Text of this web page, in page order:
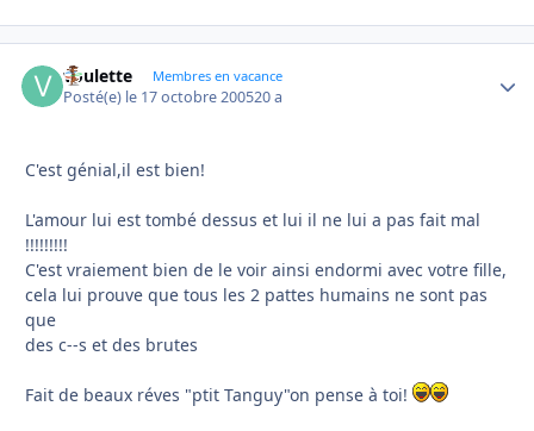
voulette Membres en vacance
Posté(e) le 17 octobre 200520 a
C'est génial,il est bien!
L'amour lui est tombé dessus et lui il ne lui a pas fait mal
!!!!!!!!!
C'est vraiement bien de le voir ainsi endormi avec votre fille,
cela lui prouve que tous les 2 pattes humains ne sont pas
que
des c--s et des brutes
Fait de beaux réves "ptit Tanguy"on pense à toi!